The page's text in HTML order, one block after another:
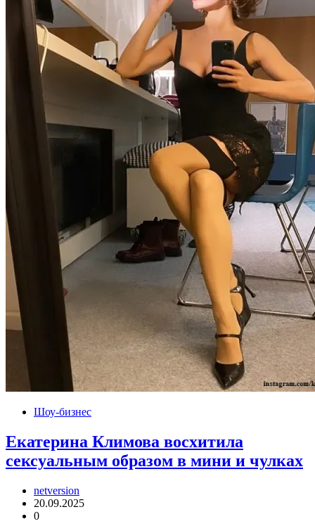
Шоу-бизнес
Екатерина Климова восхитила
сексуальным образом в мини и чулках
netversion
20.09.2025
0